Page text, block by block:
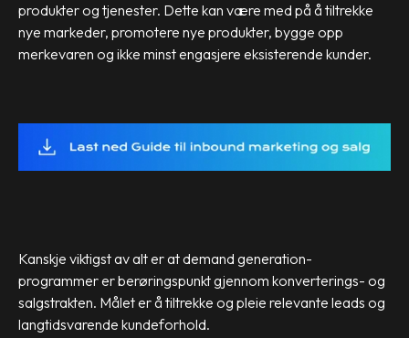
produkter og tjenester. Dette kan være med på å tiltrekke
nye markeder, promotere nye produkter, bygge opp
merkevaren og ikke minst engasjere eksisterende kunder.
Kanskje viktigst av alt er at demand generation-
programmer er berøringspunkt gjennom konverterings- og
salgstrakten. Målet er å tiltrekke og pleie relevante leads og
langtidsvarende kundeforhold.